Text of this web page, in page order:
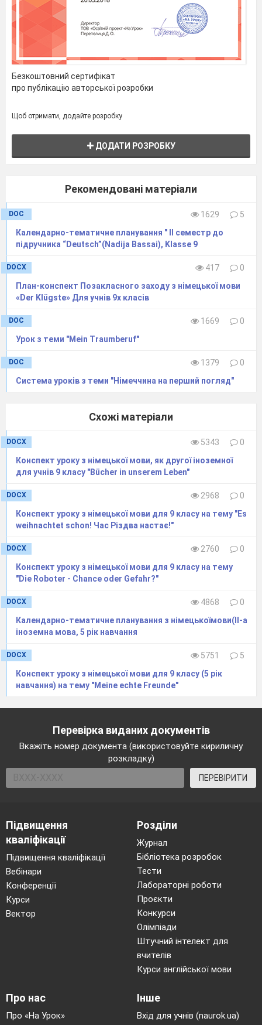
Безкоштовний сертифікат
про публікацію авторської розробки
Щоб отримати, додайте розробку
ДОДАТИ РОЗРОБКУ
Рекомендовані матеріали
DOC 1629
5
Календарно-тематичне планування " ІІ семестр до
підручника “Deutsch”(Nadija Bassai), Klasse 9
DOCX 417
0
План-конспект Позакласного заходу з німецької мови
«Der Klügste» Для учнів 9х класів
DOC 1669
0
Урок з теми "Mein Traumberuf"
DOC 1379
0
Система уроків з теми "Німеччина на перший погляд"
Схожі матеріали
DOCX 5343
0
Конспект уроку з німецької мови, як другої іноземної
для учнів 9 класу "Bücher in unserem Leben"
DOCX 2968
0
Конспект уроку з німецької мови для 9 класу на тему "Es
weihnachtet schon! Час Різдва настає!"
DOCX 2760
0
Конспект уроку з німецької мови для 9 класу на тему
"Die Roboter - Chance oder Gefahr?"
DOCX 4868
0
Календарно-тематичне планування з німецькоїмови(ІІ-а
іноземна мова, 5 рік навчання
DOCX 5751
5
Конспект уроку з німецької мови для 9 класу (5 рік
навчання) на тему "Meine echte Freunde"
Перевірка виданих документів
Вкажіть номер документа (використовуйте кириличну
розкладку)
ПЕРЕВІРИТИ
Підвищення
кваліфікації
Підвищення кваліфікації
Вебінари
Конференції
Курси
Вектор
Розділи
Журнал
Бібліотека розробок
Тести
Лабораторні роботи
Проєкти
Конкурси
Олімпіади
Штучний інтелект для
вчителів
Курси англійської мови
Про нас
Про «На Урок»
Інше
Вхід для учнів (naurok.ua)